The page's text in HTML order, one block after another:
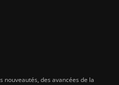
des avancées de la